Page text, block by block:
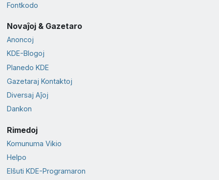
Fontkodo
Novaĵoj & Gazetaro
Anoncoj
KDE-Blogoj
Planedo KDE
Gazetaraj Kontaktoj
Diversaj Aĵoj
Dankon
Rimedoj
Komunuma Vikio
Helpo
Elŝuti KDE-Programaron